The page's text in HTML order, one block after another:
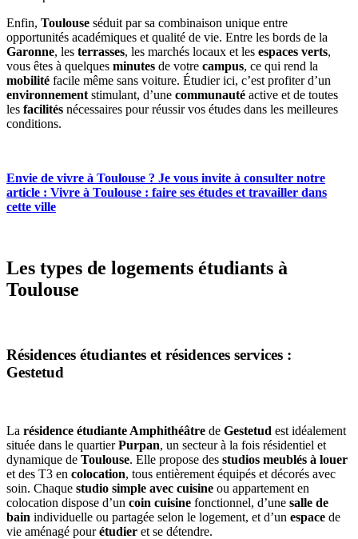
Enfin, Toulouse séduit par sa combinaison unique entre
opportunités académiques et qualité de vie. Entre les bords de la
Garonne, les terrasses, les marchés locaux et les espaces verts,
vous êtes à quelques minutes de votre campus, ce qui rend la
mobilité facile même sans voiture. Étudier ici, c’est profiter d’un
environnementstimulant, d’une communauté active et de toutes
les facilités nécessaires pour réussir vos études dans les meilleures
conditions.
Envie de vivre à Toulouse ? Je vous invite à consulter notre
article : Vivre à Toulouse : faire ses études et travailler dans
cette ville
Les types de logements étudiants à
Toulouse
Résidences étudiantes et résidences services :
Gestetud
La résidence étudiante Amphithéâtre de Gestetud est idéalement
située dans le quartierPurpan, un secteur à la fois résidentiel et
dynamique de Toulouse. Elle propose des studios meublés à louer
et des T3 en colocation, tous entièrement équipés et décorés avec
soin. Chaque studio simple avec cuisine ou appartement en
colocation dispose d’un coin cuisine fonctionnel, d’une salle de
bain individuelle ou partagée selon le logement, et d’un espace de
vie aménagé pourétudier et se détendre.